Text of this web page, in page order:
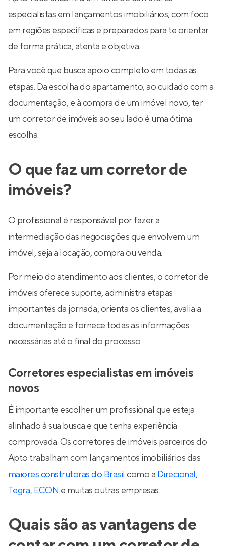
especialistas em lançamentos imobiliários, com foco
em regiões específicas e preparados para te orientar
de forma prática, atenta e objetiva.
Para você que busca apoio completo em todas as
etapas. Da escolha do apartamento, ao cuidado com a
documentação, e à compra de um imóvel novo, ter
um corretor de imóveis ao seu lado é uma ótima
escolha.
O que faz um corretor de
imóveis?
O profissional é responsável por fazer a
intermediação das negociações que envolvem um
imóvel, seja a locação, compra ou venda.
Por meio do atendimento aos clientes, o corretor de
imóveis oferece suporte, administra etapas
importantes da jornada, orienta os clientes, avalia a
documentação e fornece todas as informações
necessárias até o final do processo.
Corretores especialistas em imóveis
novos
É importante escolher um profissional que esteja
alinhado à sua busca e que tenha experiência
comprovada. Os corretores de imóveis parceiros do
Apto trabalham com lançamentos imobiliários das
maiores construtoras do Brasil como a Direcional,
Tegra, ECON e muitas outras empresas.
Quais são as vantagens de